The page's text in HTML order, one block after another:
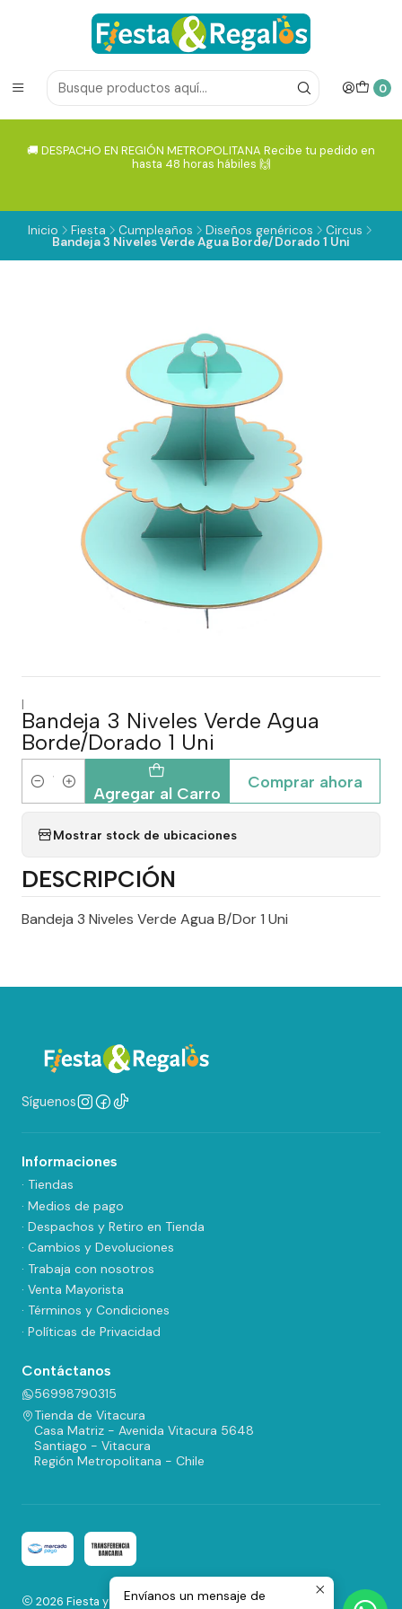
0
🚚 DESPACHO EN REGIÓN METROPOLITANA Recibe tu pedido en
hasta 48 horas hábiles 🙌
Inicio Fiesta Cumpleaños Diseños genéricos Circus
Bandeja 3 Niveles Verde Agua Borde/Dorado 1 Uni
|
Bandeja 3 Niveles Verde Agua
Borde/Dorado 1 Uni
Cantidad Agregar al Carro
Comprar ahora
Mostrar stock de ubicaciones
DESCRIPCIÓN
Bandeja 3 Niveles Verde Agua B/Dor 1 Uni
Síguenos
Informaciones
· Tiendas
· Medios de pago
· Despachos y Retiro en Tienda
· Cambios y Devoluciones
· Trabaja con nosotros
· Venta Mayorista
· Términos y Condiciones
· Políticas de Privacidad
Contáctanos
56998790315
Tienda de Vitacura
Casa Matriz - Avenida Vitacura 5648
Santiago - Vitacura
Región Metropolitana - Chile
2026 Fiesta y Regalos.Envíanos un mensaje de